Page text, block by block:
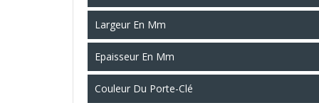
Largeur En Mm
Epaisseur En Mm
Couleur Du Porte-Clé